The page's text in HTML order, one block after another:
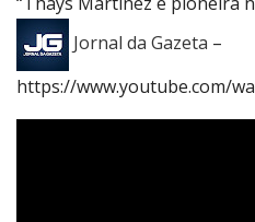
Jornal da Gazeta –
https://www.youtube.com/